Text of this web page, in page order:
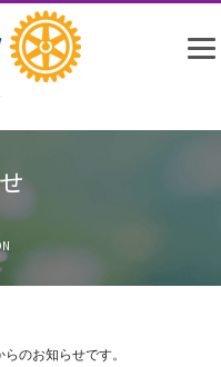
のお知らせです。